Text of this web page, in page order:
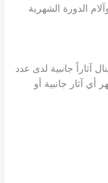
الدورة الشهرية
آثاراً جانبية لدى عدد
أي آثار جانبية أو